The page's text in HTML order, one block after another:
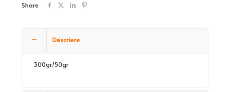
Share
Descriere
300gr/50gr